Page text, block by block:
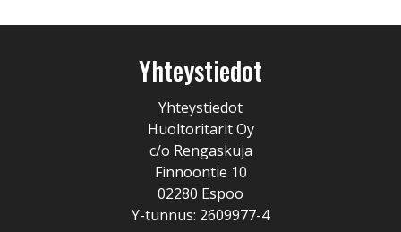
Yhteystiedot
Yhteystiedot
Huoltoritarit Oy
c/o Rengaskuja
Finnoontie 10
02280 Espoo
Y-tunnus: 2609977-4